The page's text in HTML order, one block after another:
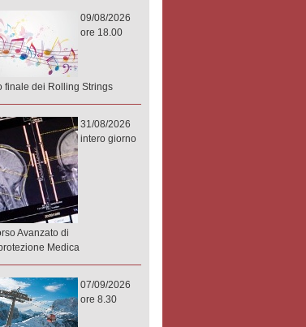
09/08/2026
ore 18.00
finale dei Rolling Strings
31/08/2026
intero giorno
Avanzato di
Medica
07/09/2026
ore 8.30